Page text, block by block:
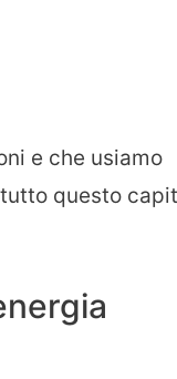
e che usiamo
questo